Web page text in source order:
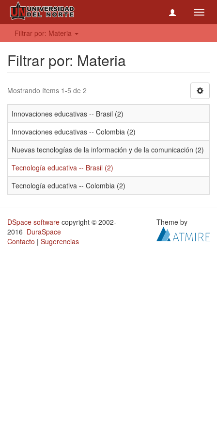
Filtrar por: Materia
Filtrar por: Materia
Mostrando ítems 1-5 de 2
Innovaciones educativas -- Brasil (2)
Innovaciones educativas -- Colombia (2)
Nuevas tecnologías de la información y de la comunicación (2)
Tecnología educativa -- Brasil (2)
Tecnología educativa -- Colombia (2)
DSpace software copyright © 2002-
2016 DuraSpace
Contacto | Sugerencias
Theme by